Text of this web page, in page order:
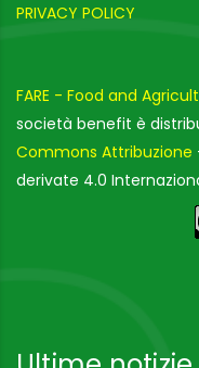
PRIVACY POLICY
FARE - Food and
società benefit è
Commons Attribuzione
derivate 4.0